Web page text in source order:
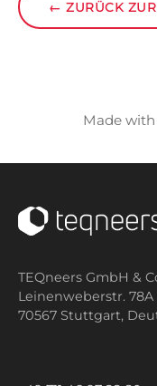
←ZURÜCK
Made with
TEQneers GmbH &
Leinenweberstr. 78A
70567 Stuttgart,